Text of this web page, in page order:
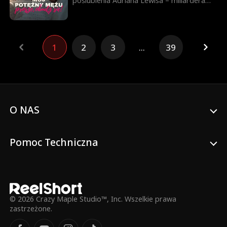
dziadka. Gdy Adrian się wybudza, okazuje
się, że nie może chodzić, a otaczająca go
rzeczywistość pełna jest intryg. Pomiędzy
zrodzić się z kłamstwa i poświęcenia?
1 2 3 ... 39
O NAS
Pomoc Techniczna
© 2026 Crazy Maple Studio™, Inc. Wszelkie prawa
zastrzeżone.